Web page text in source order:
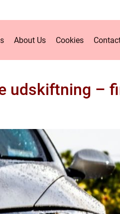
About Us Cookies
udskiftning –